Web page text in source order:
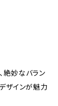
絶妙なバラン
ザインが魅力